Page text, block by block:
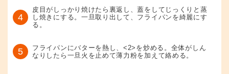
4
皮目がしっかり焼けたら裏返し、蓋をしてじっくりと蒸
し焼きにする。一旦取り出して、フライパンを綺麗にす
る。
5
フライパンにバターを熱し、<2>を炒める。全体がしん
なりしたら一旦火を止めて薄力粉を加えて絡める。